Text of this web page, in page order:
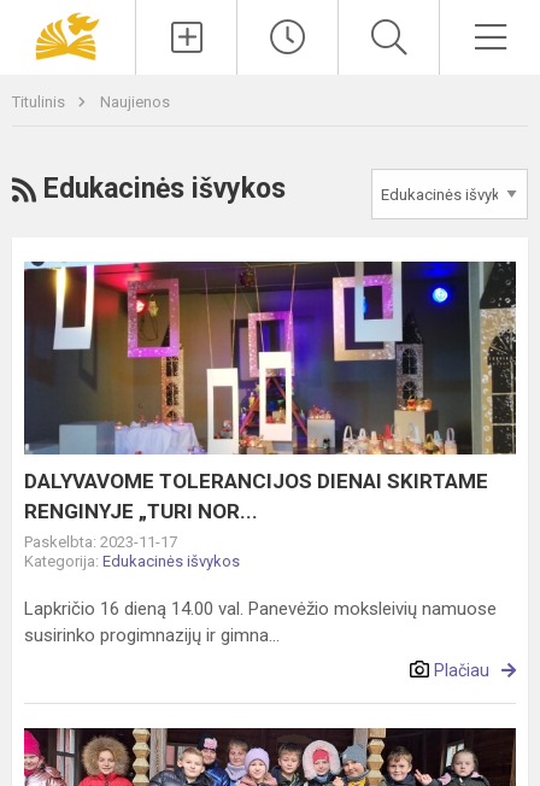
Titulinis Naujienos
RSS
Edukacinės išvykos
DALYVAVOME
TOLERANCIJOS
DIENAI
SKIRTAME
RENGINYJE
„TURI
NOR...
DALYVAVOME TOLERANCIJOS DIENAI SKIRTAME
RENGINYJE „TURI NOR...
Paskelbta: 2023-11-17
Kategorija: Edukacinės išvykos
Lapkričio 16 dieną 14.00 val. Panevėžio moksleivių namuose
susirinko progimnazijų ir gimna...
Plačiau
Pamoka
kitoje